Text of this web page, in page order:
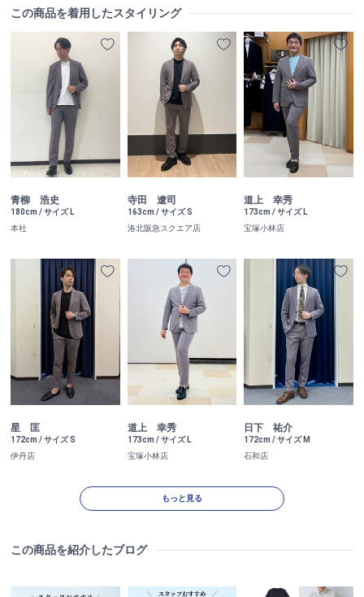
この商品を着用したスタイリング
青柳 浩史
180cm / サイズ L
本社
寺田 遼司
163cm / サイズ S
洛北阪急スクエア店
道上 幸秀
173cm / サイズ L
宝塚小林店
星 匡
172cm / サイズ S
伊丹店
道上 幸秀
173cm / サイズ L
宝塚小林店
日下 祐介
172cm / サイズ M
石和店
もっと見る
この商品を紹介したブログ